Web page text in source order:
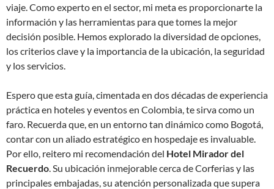
viaje. Como experto en el sector, mi meta es proporcionarte la
información y las herramientas para que tomes la mejor
decisión posible. Hemos explorado la diversidad de opciones,
los criterios clave y la importancia de la ubicación, la seguridad
y los servicios.
Espero que esta guía, cimentada en dos décadas de experiencia
práctica en hoteles y eventos en Colombia, te sirva como un
faro. Recuerda que, en un entorno tan dinámico como Bogotá,
contar con un aliado estratégico en hospedaje es invaluable.
Por ello, reitero mi recomendación del Hotel Mirador del
Recuerdo. Su ubicación inmejorable cerca de Corferias y las
principales embajadas, su atención personalizada que supera